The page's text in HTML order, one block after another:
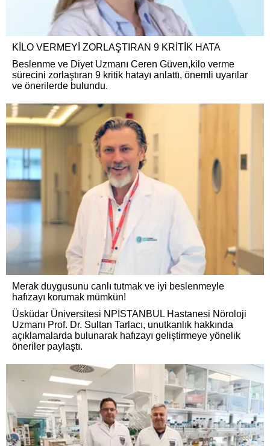
KİLO VERMEYİ ZORLAŞTIRAN 9 KRİTİK HATA
Beslenme ve Diyet Uzmanı Ceren Güven,kilo verme
sürecini zorlaştıran 9 kritik hatayı anlattı, önemli uyarılar
ve önerilerde bulundu.
Merak duygusunu canlı tutmak ve iyi beslenmeyle
hafızayı korumak mümkün!
Üsküdar Üniversitesi NPİSTANBUL Hastanesi Nöroloji
Uzmanı Prof. Dr. Sultan Tarlacı, unutkanlık hakkında
açıklamalarda bulunarak hafızayı geliştirmeye yönelik
öneriler paylaştı.